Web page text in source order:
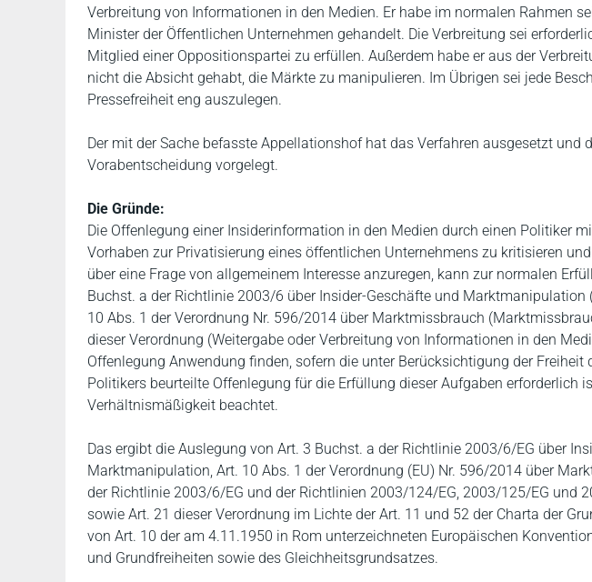
Verbreitung von Informationen in den Medien. Er habe im normalen Rahmen
Minister der Öffentlichen Unternehmen gehandelt. Die Verbreitung sei
Mitglied einer Oppositionspartei zu erfüllen. Außerdem habe er aus der
nicht die Absicht gehabt, die Märkte zu manipulieren. Im Übrigen sei jede
Pressefreiheit eng auszulegen.
Der mit der Sache befasste Appellationshof hat das Verfahren ausgesetzt und
Vorabentscheidung vorgelegt.
Die Gründe:
Die Offenlegung einer Insiderinformation in den Medien durch einen Politiker
Vorhaben zur Privatisierung eines öffentlichen Unternehmens zu kritisieren
über eine Frage von allgemeinem Interesse anzuregen, kann zur normalen
Buchst. a der Richtlinie 2003/6 über Insider-Geschäfte und
10 Abs. 1 der Verordnung Nr. 596/2014 über Marktmissbrauch
dieser Verordnung (Weitergabe oder Verbreitung von Informationen in den
Offenlegung Anwendung finden, sofern die unter Berücksichtigung der Freiheit
Politikers beurteilte Offenlegung für die Erfüllung dieser Aufgaben erforderlich
Verhältnismäßigkeit beachtet.
Das ergibt die Auslegung von Art. 3 Buchst. a der Richtlinie 2003/6/EG über
Marktmanipulation, Art. 10 Abs. 1 der Verordnung (EU) Nr. 596/2014 über
der Richtlinie 2003/6/EG und der Richtlinien 2003/124/EG, 2003/125/EG und
sowie Art. 21 dieser Verordnung im Lichte der Art. 11 und 52 der Charta der
von Art. 10 der am 4.11.1950 in Rom unterzeichneten Europäischen
und Grundfreiheiten sowie des Gleichheitsgrundsatzes.